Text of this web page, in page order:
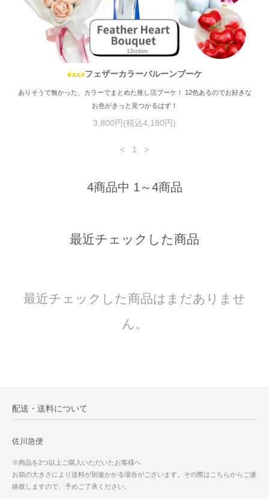
フェザーカラーバルーンブーケ
ありそうで無かった、カラーでまとめた推し活ブーケ！ 12色あるのでお好きな
お色がきっと見つかるはず！
3,800円(税込4,180円)
< 1 >
4商品中 1～4商品
最近チェックした商品
最近チェックした商品はまだありませ
ん。
配送・送料について
佐川急便
※商品を2つ以上ご購入いただいたお客様へ
お箱の大きさにより送料が別途かかる場合がございます。その際はこちらからご連
絡致しますので、予めご了承ください。